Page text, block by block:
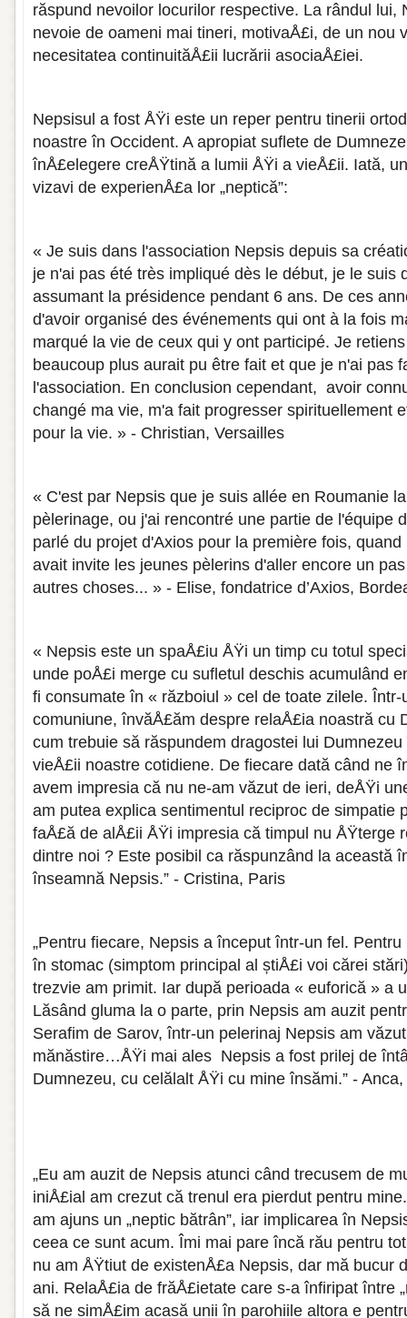
răspund nevoilor locurilor respective. La rândul lui,
nevoie de oameni mai tineri, motivaÅ£i, de un nou
necesitatea continuităÅ£ii lucrării asociaÅ£iei.
Nepsisul a fost ÅŸi este un reper pentru tinerii
noastre în Occident. A apropiat suflete de
înÅ£elegere creÅŸtină a lumii ÅŸi a vieÅ£ii. Iată,
vizavi de experienÅ£a lor „neptică”:
« Je suis dans l'association Nepsis depuis sa
je n'ai pas été très impliqué dès le début, je le suis
assumant la présidence pendant 6 ans. De ces
d'avoir organisé des événements qui ont à la fois
marqué la vie de ceux qui y ont participé. Je
beaucoup plus aurait pu être fait et que je n'ai pas
l'association. En conclusion cependant, avoir
changé ma vie, m'a fait progresser spirituellement
pour la vie. » - Christian, Versailles
« C'est par Nepsis que je suis allée en Roumanie
pèlerinage, ou j'ai rencontré une partie de l'équipe
parlé du projet d'Axios pour la première fois,
avait invite les jeunes pèlerins d'aller encore un
autres choses... » - Elise, fondatrice d’Axios,
« Nepsis este un spaÅ£iu ÅŸi un timp cu totul
unde poÅ£i merge cu sufletul deschis acumulând
fi consumate în « războiul » cel de toate zilele.
comuniune, învăÅ£ăm despre relaÅ£ia noastră cu
cum trebuie să răspundem dragostei lui
vieÅ£ii noastre cotidiene. De fiecare dată când ne
avem impresia că nu ne-am văzut de ieri, deÅŸi
am putea explica sentimentul reciproc de simpatie
faÅ£ă de alÅ£ii ÅŸi impresia că timpul nu ÅŸterge
dintre noi ? Este posibil ca răspunzând la această
înseamnă Nepsis.” - Cristina, Paris
„Pentru fiecare, Nepsis a început într-un fel.
în stomac (simptom principal al știÅ£i voi cărei
trezvie am primit. Iar după perioada « euforică » a
Lăsând gluma la o parte, prin Nepsis am auzit
Serafim de Sarov, într-un pelerinaj Nepsis am
mănăstire…ÅŸi mai ales Nepsis a fost prilej de
Dumnezeu, cu celălalt ÅŸi cu mine însămi.” -
„Eu am auzit de Nepsis atunci când trecusem de
iniÅ£ial am crezut că trenul era pierdut pentru
am ajuns un „neptic bătrân”, iar implicarea în
ceea ce sunt acum. Îmi mai pare încă rău pentru
nu am ÅŸtiut de existenÅ£a Nepsis, dar mă bucur
ani. RelaÅ£ia de frăÅ£ietate care s-a înfiripat între
să ne simÅ£im acasă unii în parohiile altora e